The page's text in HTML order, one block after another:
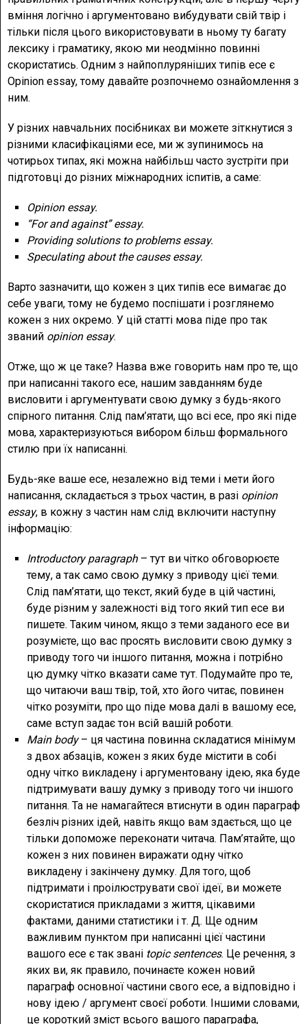
вміння логічно і аргументовано вибудувати свій твір і
тільки після цього використовувати в ньому ту багату
лексику і граматику, якою ми неодмінно повинні
скористатись. Одним з найпоплуряніших типів есе є
Opinion essay, тому давайте розпочнемо ознайомлення з
ним.
У різних навчальних посібниках ви можете зіткнутися з
різними класифікаціями есе, ми ж зупинимось на
чотирьох типах, які можна найбільш часто зустріти при
підготовці до різних міжнародних іспитів, а саме:
Opinion essay.
“For and against” essay.
Providing solutions to problems essay.
Speculating about the causes essay.
Варто зазначити, що кожен з цих типів есе вимагає до
себе уваги, тому не будемо поспішати і розглянемо
кожен з них окремо. У цій статті мова піде про так
званий opinion essay.
Отже, що ж це таке? Назва вже говорить нам про те, що
при написанні такого есе, нашим завданням буде
висловити і аргументувати свою думку з будь-якого
спірного питання. Слід пам’ятати, що всі есе, про які піде
мова, характеризуються вибором більш формального
стилю при їх написанні.
Будь-яке ваше есе, незалежно від теми і мети його
написання, складається з трьох частин, в разі opinion
essay, в кожну з частин нам слід включити наступну
інформацію:
Introductory paragraph– тут ви чітко обговорюєте
тему, а так само свою думку з приводу цієї теми.
Слід пам’ятати, що текст, який буде в цій частині,
буде різним у залежності від того який тип есе ви
пишете. Таким чином, якщо з теми заданого есе ви
розумієте, що вас просять висловити свою думку з
приводу того чи іншого питання, можна і потрібно
цю думку чітко вказати саме тут. Подумайте про те,
що читаючи ваш твір, той, хто його читає, повинен
чітко розуміти, про що піде мова далі в вашому есе,
саме вступ задає тон всій вашій роботи.
Main body– ця частина повинна складатися мінімум
з двох абзаців, кожен з яких буде містити в собі
одну чітко викладену і аргументовану ідею, яка буде
підтримувати вашу думку з приводу того чи іншого
питання. Та не намагайтеся втиснути в один параграф
безліч різних ідей, навіть якщо вам здається, що це
тільки допоможе переконати читача. Пам’ятайте, що
кожен з них повинен виражати одну чітко
викладену і закінчену думку. Для того, щоб
підтримати і проілюструвати свої ідеї, ви можете
скористатися прикладами з життя, цікавими
фактами, даними статистики і т. Д. Ще одним
важливим пунктом при написанні цієї частини
вашого есе є так звані topic sentences. Це речення, з
яких ви, як правило, починаєте кожен новий
параграф основної частини свого есе, а відповідно і
нову ідею / аргумент своєї роботи. Іншими словами,
це короткий зміст всього вашого параграфа,